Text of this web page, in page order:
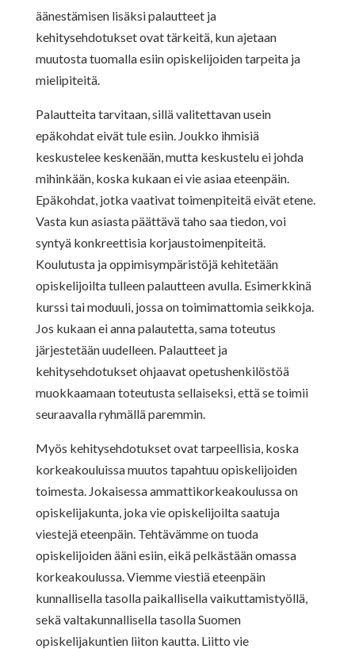
äänestämisen lisäksi palautteet ja
kehitysehdotukset ovat tärkeitä, kun ajetaan
muutosta tuomalla esiin opiskelijoiden tarpeita ja
mielipiteitä.
Palautteita tarvitaan, sillä valitettavan usein
epäkohdat eivät tule esiin. Joukko ihmisiä
keskustelee keskenään, mutta keskustelu ei johda
mihinkään, koska kukaan ei vie asiaa eteenpäin.
Epäkohdat, jotka vaativat toimenpiteitä eivät etene.
Vasta kun asiasta päättävä taho saa tiedon, voi
syntyä konkreettisia korjaustoimenpiteitä.
Koulutusta ja oppimisympäristöjä kehitetään
opiskelijoilta tulleen palautteen avulla. Esimerkkinä
kurssi tai moduuli, jossa on toimimattomia seikkoja.
Jos kukaan ei anna palautetta, sama toteutus
järjestetään uudelleen. Palautteet ja
kehitysehdotukset ohjaavat opetushenkilöstöä
muokkaamaan toteutusta sellaiseksi, että se toimii
seuraavalla ryhmällä paremmin.
Myös kehitysehdotukset ovat tarpeellisia, koska
korkeakouluissa muutos tapahtuu opiskelijoiden
toimesta. Jokaisessa ammattikorkeakoulussa on
opiskelijakunta, joka vie opiskelijoilta saatuja
viestejä eteenpäin. Tehtävämme on tuoda
opiskelijoiden ääni esiin, eikä pelkästään omassa
korkeakoulussa. Viemme viestiä eteenpäin
kunnallisella tasolla paikallisella vaikuttamistyöllä,
sekä valtakunnallisella tasolla Suomen
opiskelijakuntien liiton kautta. Liitto vie